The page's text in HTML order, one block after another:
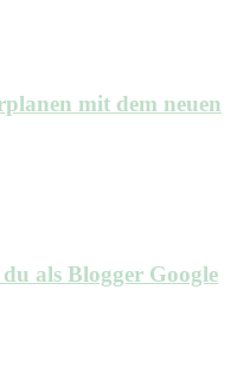
mit dem neuen
als Blogger Google